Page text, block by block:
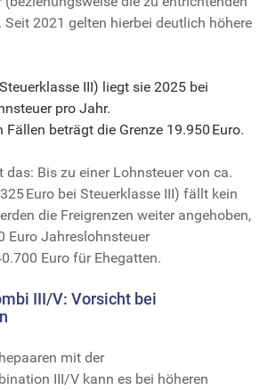
2021 gelten hierbei deutlich höhere
III) liegt sie 2025 bei
pro Jahr.
Fällen beträgt die Grenze 19.950 Euro.
Bis zu einer Lohnsteuer von ca.
Euro bei Steuerklasse III) fällt kein
die Freigrenzen weiter angehoben,
Euro Jahreslohnsteuer
Euro für Ehegatten.
III/V: Vorsicht bei
mit der
III/V kann es bei höheren